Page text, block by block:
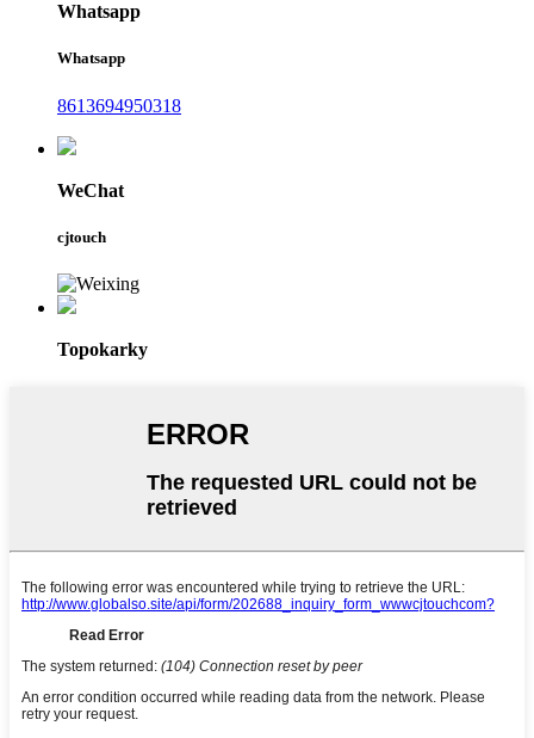
Whatsapp
Whatsapp
8613694950318
WeChat
cjtouch
Topokarky